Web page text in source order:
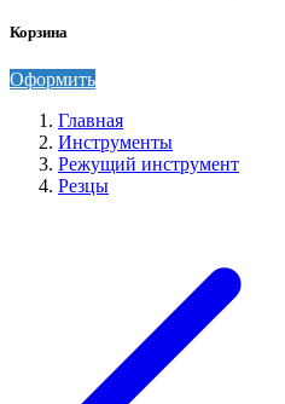
Корзина
Оформить
Главная
Инструменты
Режущий инструмент
Резцы